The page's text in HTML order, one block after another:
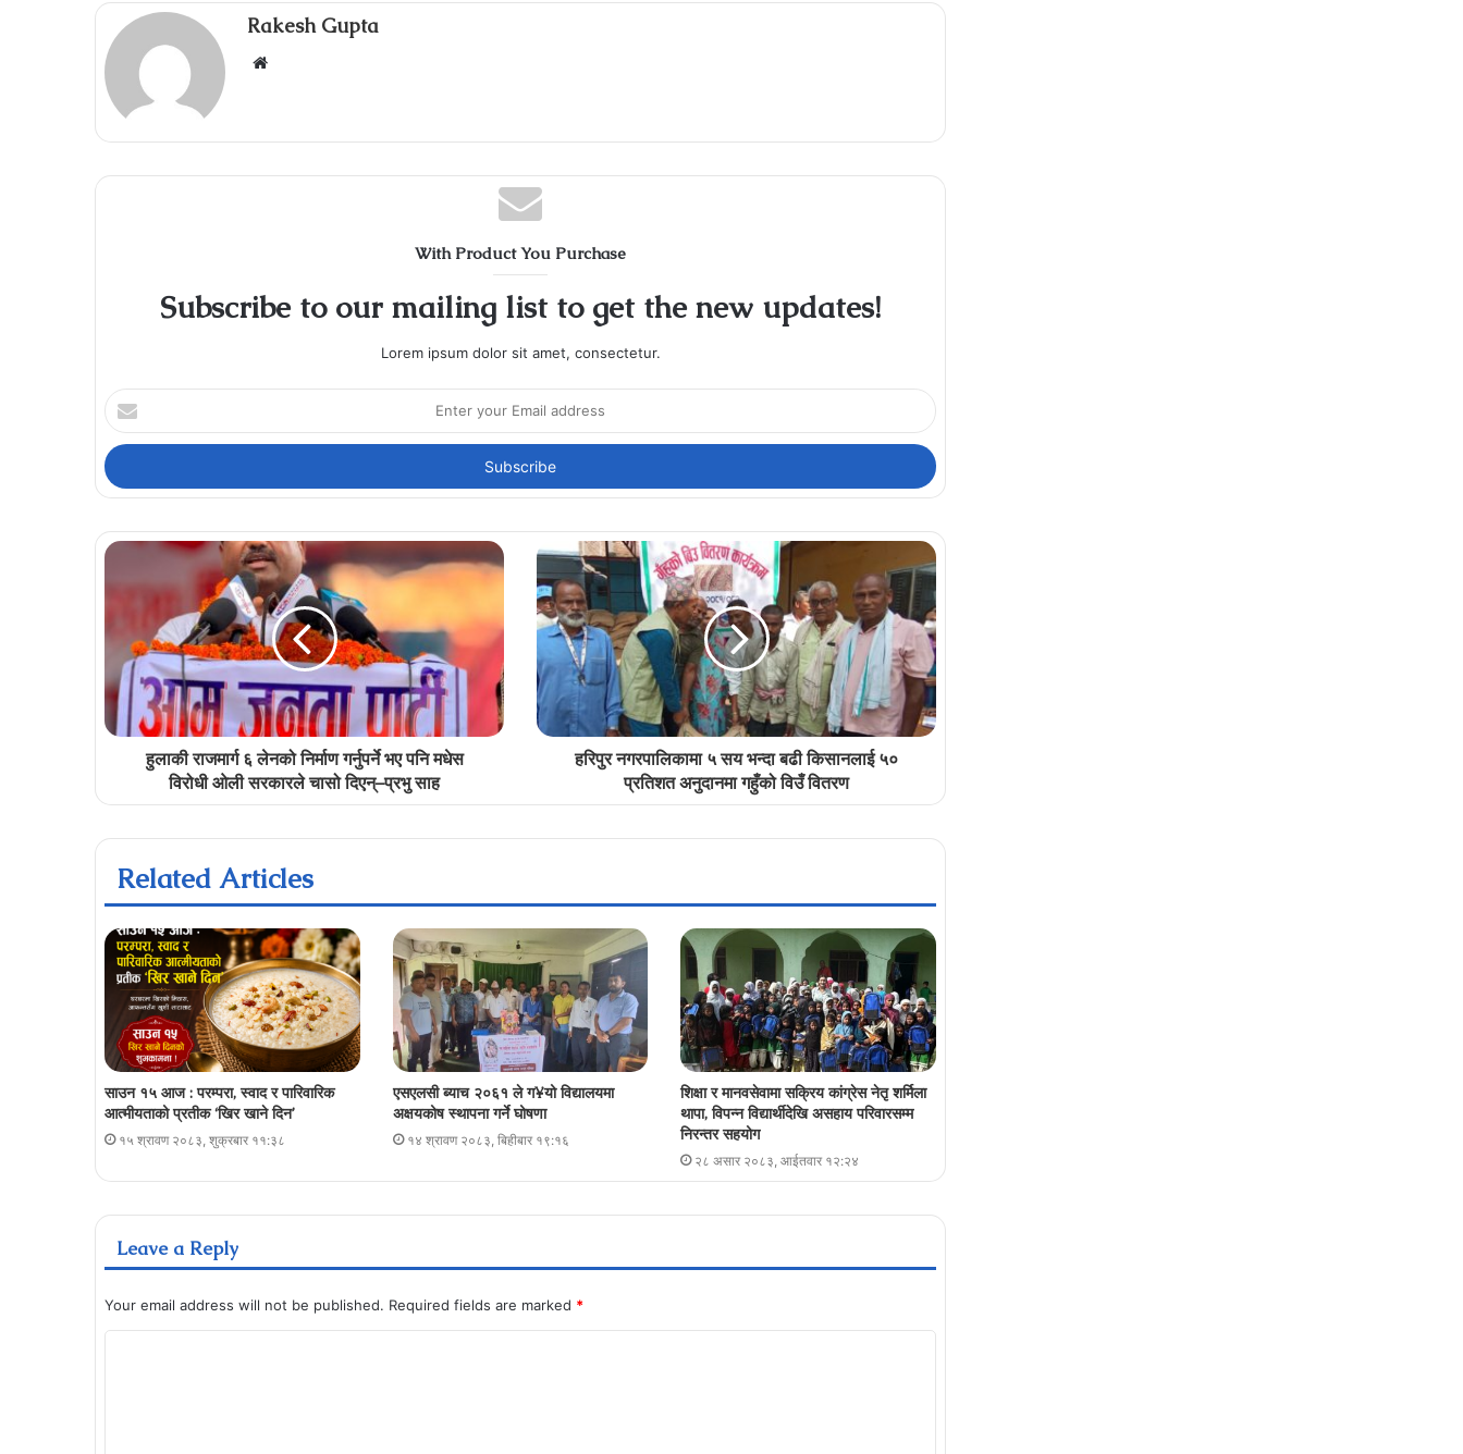
Rakesh Gupta
Website
With Product You Purchase
Subscribe to our mailing list to get the new updates!
Lorem ipsum dolor sit amet, consectetur.
Enter
your
Email
address
हुलाकी राजमार्ग ६ लेनको निर्माण गर्नुपर्ने भए पनि मधेस
विरोधी ओली सरकारले चासो दिएन्–प्रभु साह
हरिपुर नगरपालिकामा ५ सय भन्दा बढी किसानलाई ५०
प्रतिशत अनुदानमा गहुँको विउँ वितरण
Related Articles
साउन १५ आज : परम्परा, स्वाद र पारिवारिक
आत्मीयताको प्रतीक ‘खिर खाने दिन’
१५ श्रावण २०८३, शुक्रबार ११:३८
एसएलसी ब्याच २०६१ ले ग¥यो विद्यालयमा
अक्षयकोष स्थापना गर्ने घोषणा
१४ श्रावण २०८३, बिहीबार १९:१६
शिक्षा र मानवसेवामा सक्रिय कांग्रेस नेतृ शर्मिला
थापा, विपन्न विद्यार्थीदेखि असहाय परिवारसम्म
निरन्तर सहयोग
२८ असार २०८३, आईतवार १२:२४
Leave a Reply
Your email address will not be published. Required fields are marked *